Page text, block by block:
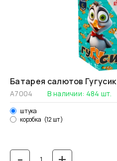
Батарея салютов Гугусик
А7004 В наличии: 484 шт.
штука
коробка (12 шт)